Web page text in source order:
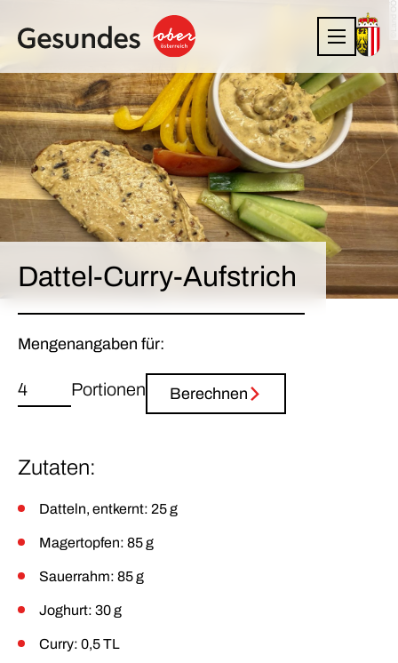
Dattel-Curry-Aufstrich
Mengenangaben für:
Portionen Berechnen
Zutaten:
Datteln, entkernt: 25 g
Magertopfen: 85 g
Sauerrahm: 85 g
Joghurt: 30 g
Curry: 0,5 TL